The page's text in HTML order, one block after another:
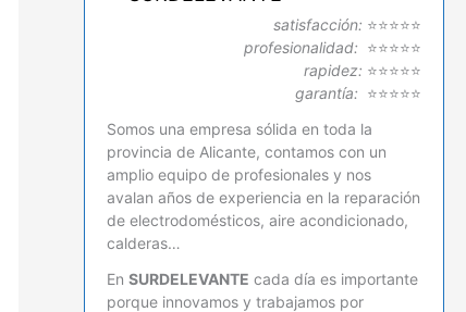
satisfacción: ⭐⭐⭐⭐⭐
profesionalidad: ⭐⭐⭐⭐⭐
rapidez: ⭐⭐⭐⭐⭐
garantía: ⭐⭐⭐⭐⭐
Somos una empresa sólida en toda la
provincia de Alicante, contamos con un
amplio equipo de profesionales y nos
avalan años de experiencia en la reparación
de electrodomésticos, aire acondicionado,
calderas…
En SURDELEVANTE cada día es importante
porque innovamos y trabajamos por